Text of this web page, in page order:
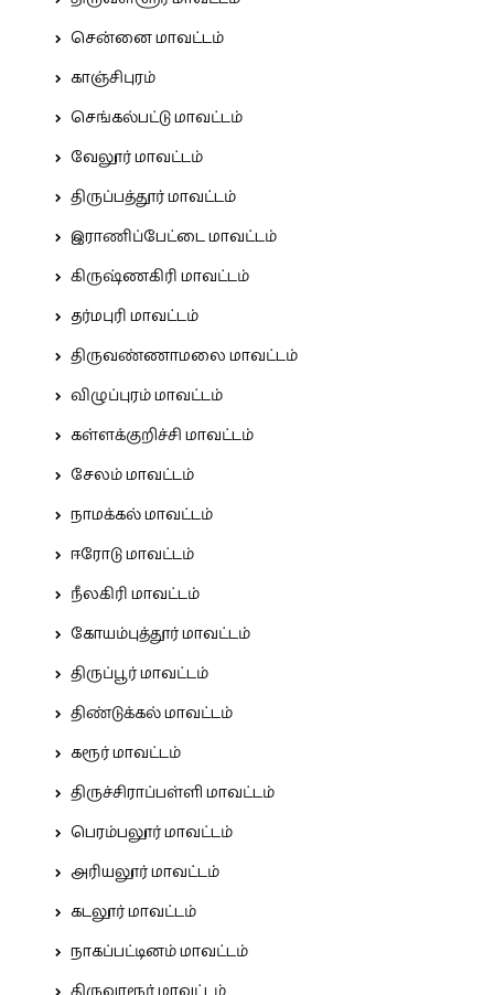
சென்னை மாவட்டம்
காஞ்சிபுரம்
செங்கல்பட்டு மாவட்டம்
வேலூர் மாவட்டம்
திருப்பத்தூர் மாவட்டம்
இராணிப்பேட்டை மாவட்டம்
கிருஷ்ணகிரி மாவட்டம்
தர்மபுரி மாவட்டம்
திருவண்ணாமலை மாவட்டம்
விழுப்புரம் மாவட்டம்
கள்ளக்குறிச்சி மாவட்டம்
சேலம் மாவட்டம்
நாமக்கல் மாவட்டம்
ஈரோடு மாவட்டம்
நீலகிரி மாவட்டம்
கோயம்புத்தூர் மாவட்டம்
திருப்பூர் மாவட்டம்
திண்டுக்கல் மாவட்டம்
கரூர் மாவட்டம்
திருச்சிராப்பள்ளி மாவட்டம்
பெரம்பலூர் மாவட்டம்
அரியலூர் மாவட்டம்
கடலூர் மாவட்டம்
நாகப்பட்டினம் மாவட்டம்